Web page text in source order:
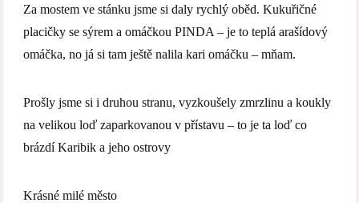
Za mostem ve stánku jsme si daly rychlý oběd. Kukuřičné
placičky se sýrem a omáčkou PINDA – je to teplá arašídový
omáčka, no já si tam ještě nalila kari omáčku – mňam.
Prošly jsme si i druhou stranu, vyzkoušely zmrzlinu a koukly
na velikou loď zaparkovanou v přístavu – to je ta loď co
brázdí Karibik a jeho ostrovy
Krásné milé město